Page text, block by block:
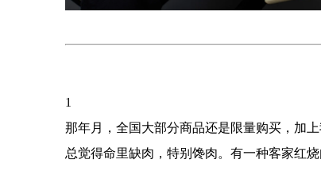
1
那年月，全国大部分商品还是限量购买，加
总觉得命里缺肉，特别馋肉。有一种客家红